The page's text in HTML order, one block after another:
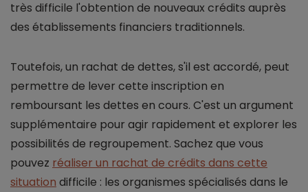
très difficile l'obtention de nouveaux crédits auprès
des établissements financiers traditionnels.
Toutefois, un rachat de dettes, s'il est accordé, peut
permettre de lever cette inscription en
remboursant les dettes en cours. C'est un argument
supplémentaire pour agir rapidement et explorer les
possibilités de regroupement. Sachez que vous
pouvez réaliser un rachat de crédits dans cette
situation difficile : les organismes spécialisés dans le